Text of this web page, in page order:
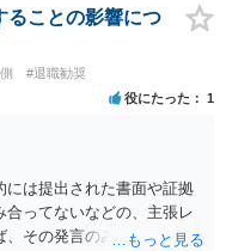
解除理由によってはタレン
いることはあります。ただ
トへ違約金を課す設計
です。逆に、タレント側
囲で請求される可能性は
ることの影響につ
#退職勧奨
役にたった 1
には提出された書面や証拠
ってないなどの、主張レ
、その発言のみで大きく不